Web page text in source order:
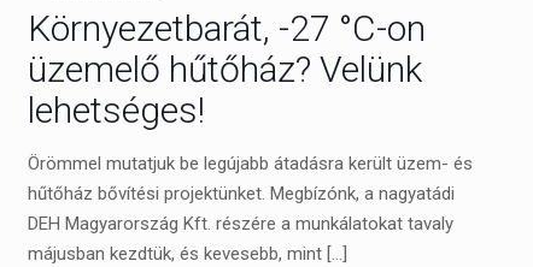
Környezetbarát, -27 °C-on
üzemelő hűtőház? Velünk
lehetséges!
Örömmel mutatjuk be legújabb átadásra került üzem- és
hűtőház bővítési projektünket. Megbízónk, a nagyatádi
DEH Magyarország Kft. részére a munkálatokat tavaly
májusban kezdtük, és kevesebb, mint […]